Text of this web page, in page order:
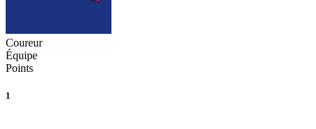
Coureur
Équipe
Points
1